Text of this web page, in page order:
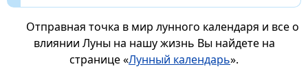
Отправная точка в мир лунного календаря и все о
влиянии Луны на нашу жизнь Вы найдете на
странице «Лунный календарь».